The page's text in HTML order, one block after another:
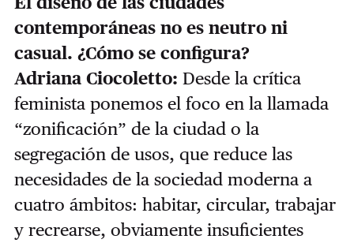
contemporáneas no es neutro ni
casual. ¿Cómo se configura?
Adriana Ciocoletto: Desde la crítica
feminista ponemos el foco en la llamada
“zonificación” de la ciudad o la
segregación de usos, que reduce las
necesidades de la sociedad moderna a
cuatro ámbitos: habitar, circular, trabajar
y recrearse, obviamente insuficientes